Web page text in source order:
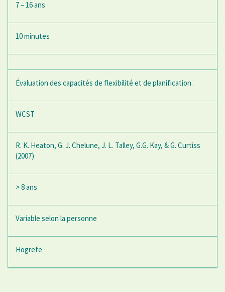
7 – 16 ans
10 minutes
Évaluation des capacités de flexibilité et de planification.
WCST
R. K. Heaton, G. J. Chelune, J. L. Talley, G.G. Kay, & G. Curtiss
(2007)
> 8 ans
Variable selon la personne
Hogrefe